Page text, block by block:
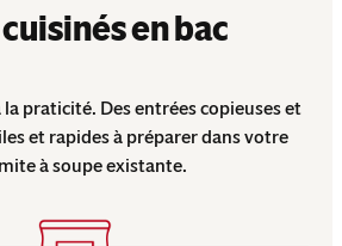
en bac
praticité. Des entrées copieuses et
et rapides à préparer dans votre
à soupe existante.